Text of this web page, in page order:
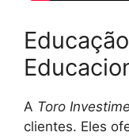
A Toro
clientes. Eles